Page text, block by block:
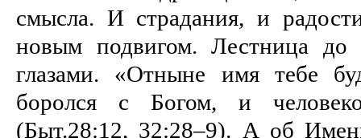
смысла. И страдания, и
новым подвигом. Лестница
глазами. «Отныне имя тебе
боролся с Богом, и
(Быт.28:12, 32:28–9). А об